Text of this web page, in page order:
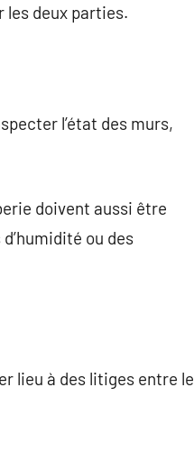
les deux parties.
l’état des murs,
doivent aussi être
ou des
lieu à des litiges entre le